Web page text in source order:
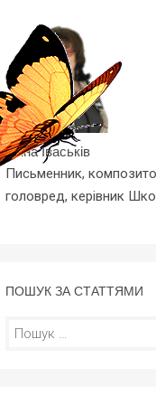
Ірина Іваськів
Письменник,
головред, керівник
ПОШУК ЗА СТАТТЯМИ
Пошук: